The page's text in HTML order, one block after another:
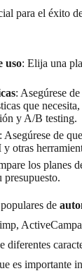
para el éxito
uso: Elija una
: Asegúrese
que
y A/B testing.
: Asegúrese de
otras
los planes
presupuesto.
de
diferentes
es importante